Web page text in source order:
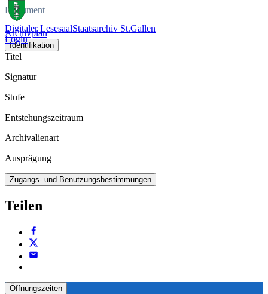
Digitaler LesesaalStaatsarchiv St.Gallen
Login
Dokument
Archivplan
Identifikation
Titel
Signatur
Stufe
Entstehungszeitraum
Archivalienart
Ausprägung
Zugangs- und Benutzungsbestimmungen
Teilen
Öffnungszeiten